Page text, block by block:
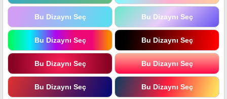
Bu Dizaynı Seç Bu Dizaynı Seç
Bu Dizaynı Seç Bu Dizaynı Seç
Bu Dizaynı Seç Bu Dizaynı Seç
Bu Dizaynı Seç Bu Dizaynı Seç